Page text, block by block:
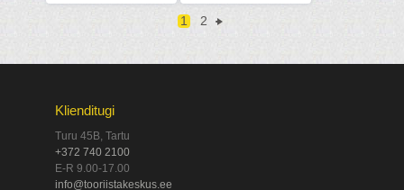
1 2
Klienditugi
Turu 45B, Tartu
+372 740 2100
E-R 9.00-17.00
info@tooriistakeskus.ee